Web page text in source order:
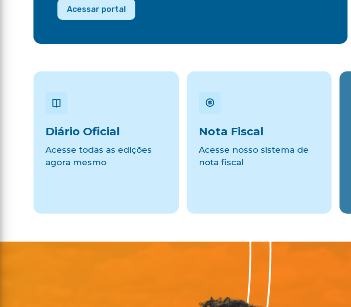
Acessar portal
Diário Oficial
Acesse todas as edições
agora mesmo
Nota Fiscal
Acesse nosso sistema de
nota fiscal